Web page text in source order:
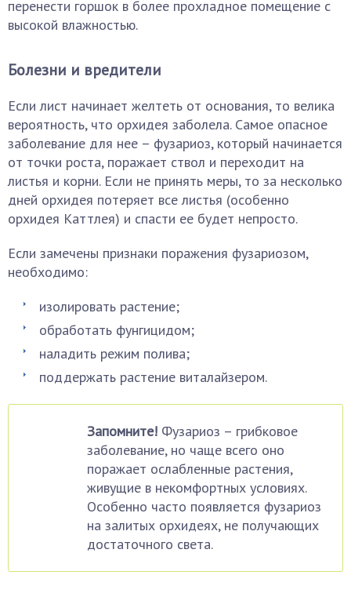
перенести горшок в более прохладное помещение с
высокой влажностью.
Болезни и вредители
Если лист начинает желтеть от основания, то велика
вероятность, что орхидея заболела. Самое опасное
заболевание для нее – фузариоз, который начинается
от точки роста, поражает ствол и переходит на
листья и корни. Если не принять меры, то за несколько
дней орхидея потеряет все листья (особенно
орхидея Каттлея) и спасти ее будет непросто.
Если замечены признаки поражения фузариозом,
необходимо:
изолировать растение;
обработать фунгицидом;
наладить режим полива;
поддержать растение виталайзером.
Запомните! Фузариоз – грибковое
заболевание, но чаще всего оно
поражает ослабленные растения,
живущие в некомфортных условиях.
Особенно часто появляется фузариоз
на залитых орхидеях, не получающих
достаточного света.